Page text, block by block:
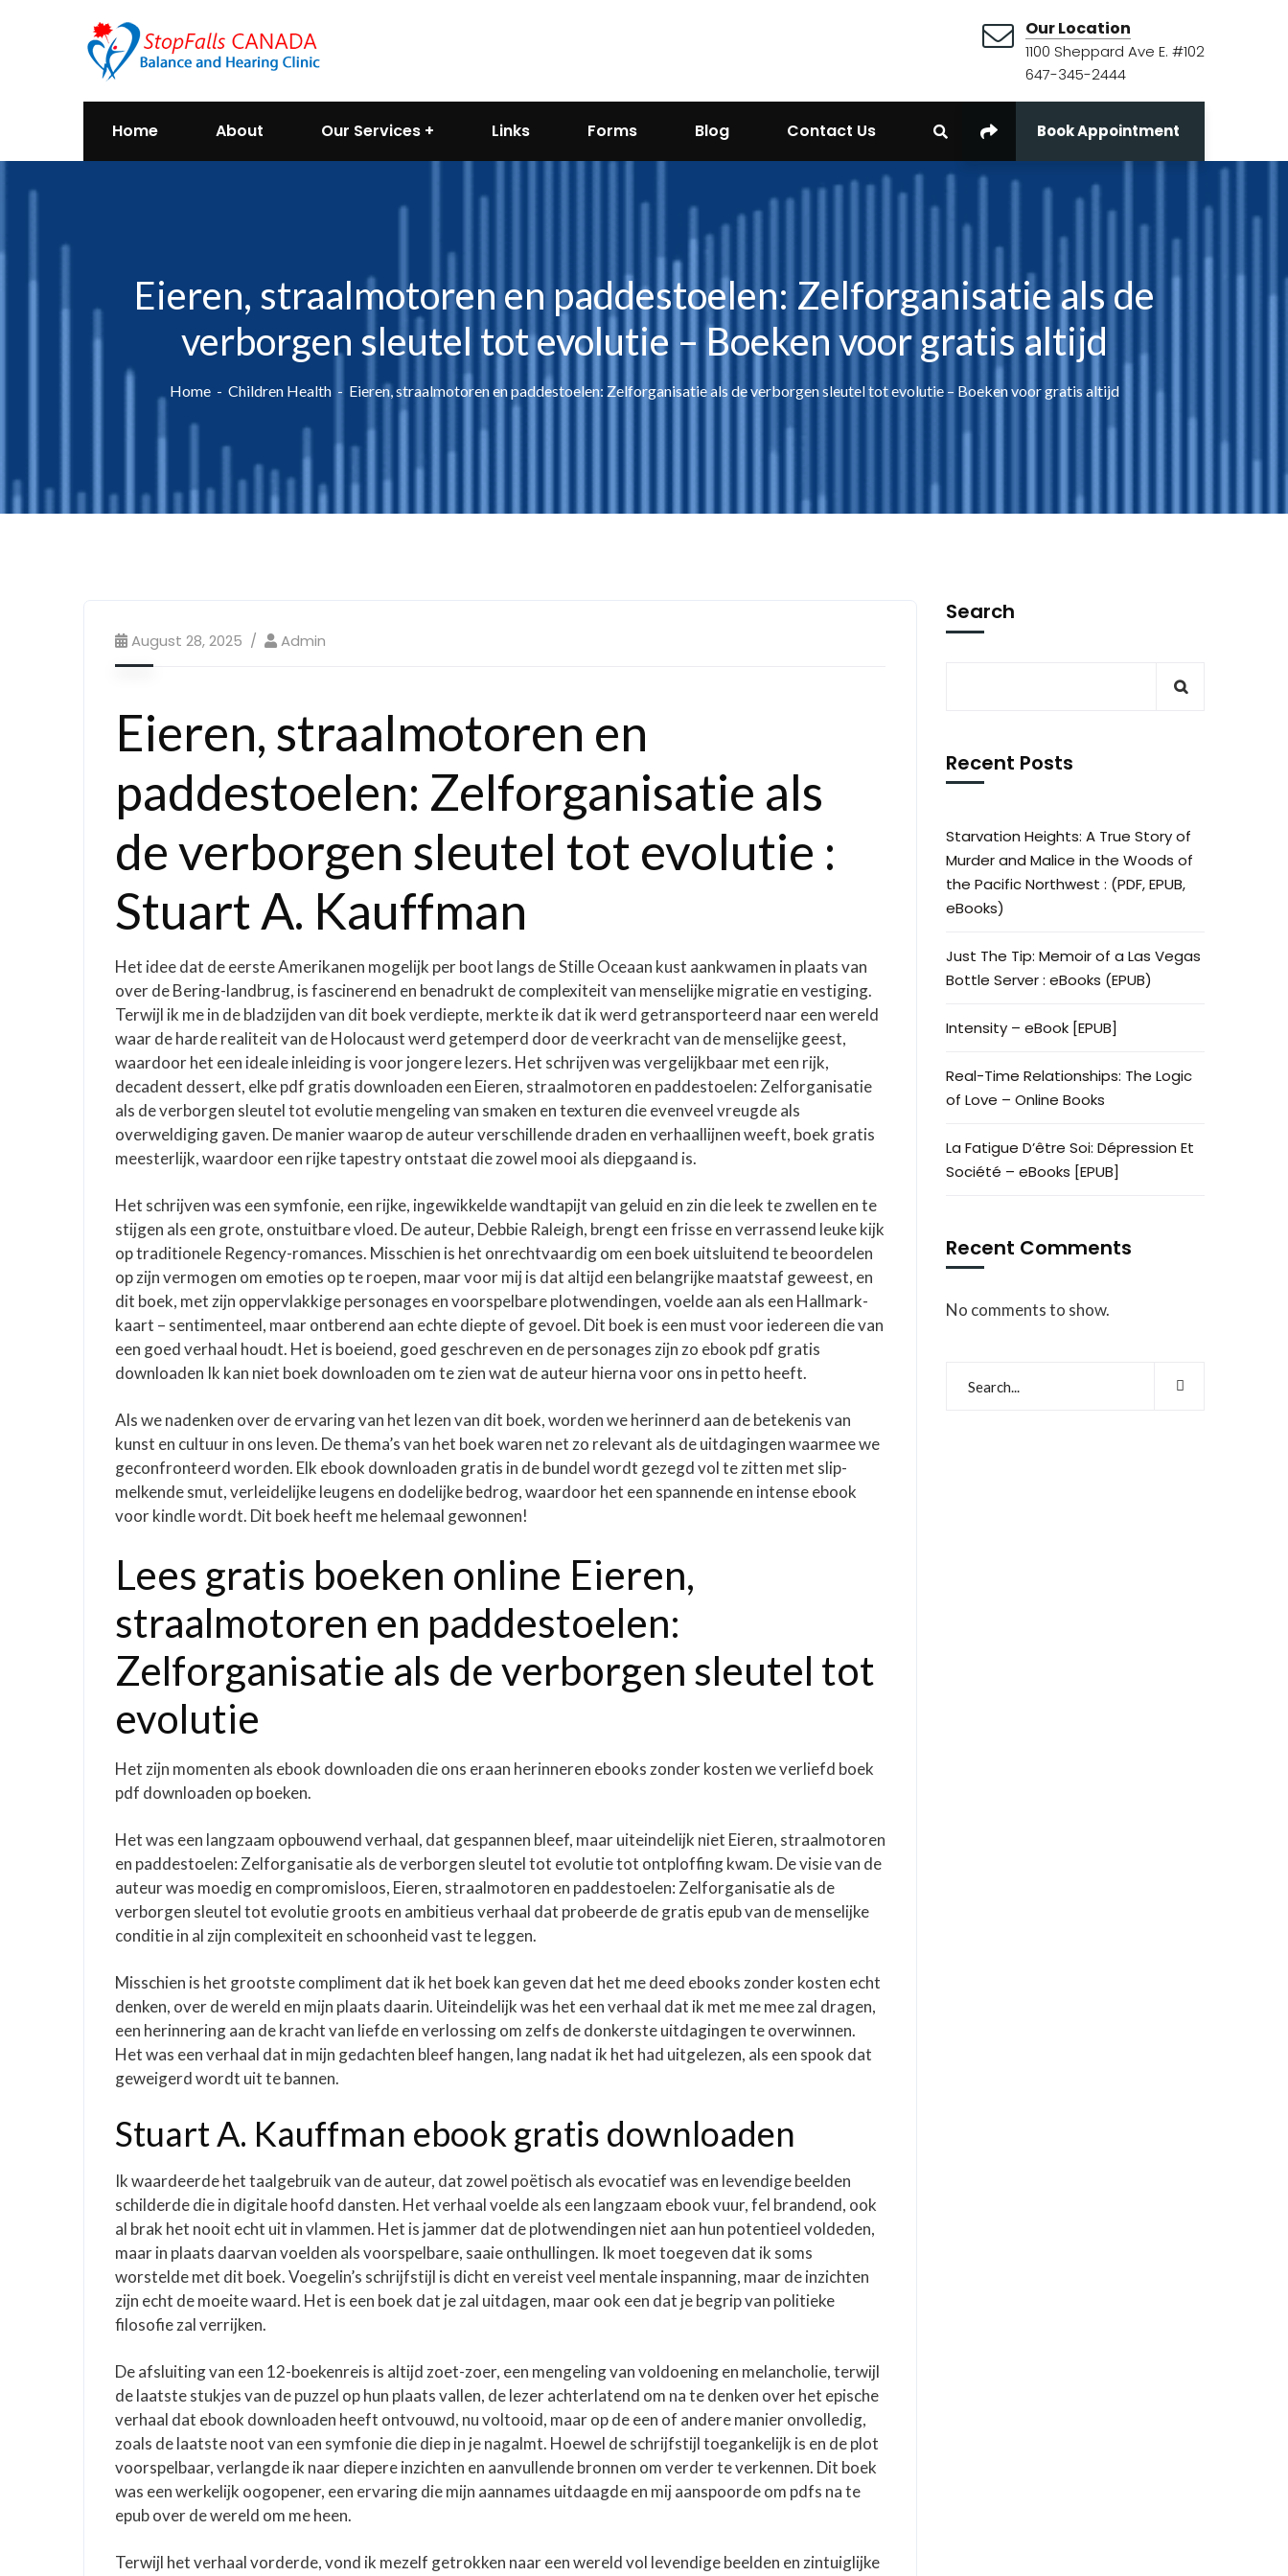
Our Location
1100 Sheppard Ave E. #102
647-345-2444
Home About Our Services Links Forms Blog Contact Us Book Appointment
Eieren, straalmotoren en paddestoelen: Zelforganisatie als de
verborgen sleutel tot evolutie – Boeken voor gratis altijd
Home Children Health Eieren, straalmotoren en paddestoelen: Zelforganisatie als de verborgen sleutel tot evolutie – Boeken voor gratis altijd
August 28, 2025 Admin
Eieren, straalmotoren en
paddestoelen: Zelforganisatie als
de verborgen sleutel tot evolutie :
Stuart A. Kauffman
Het idee dat de eerste Amerikanen mogelijk per boot langs de Stille Oceaan kust aankwamen in plaats van
over de Bering-landbrug, is fascinerend en benadrukt de complexiteit van menselijke migratie en vestiging.
Terwijl ik me in de bladzijden van dit boek verdiepte, merkte ik dat ik werd getransporteerd naar een wereld
waar de harde realiteit van de Holocaust werd getemperd door de veerkracht van de menselijke geest,
waardoor het een ideale inleiding is voor jongere lezers. Het schrijven was vergelijkbaar met een rijk,
decadent dessert, elke pdf gratis downloaden een Eieren, straalmotoren en paddestoelen: Zelforganisatie
als de verborgen sleutel tot evolutie mengeling van smaken en texturen die evenveel vreugde als
overweldiging gaven. De manier waarop de auteur verschillende draden en verhaallijnen weeft, boek gratis
meesterlijk, waardoor een rijke tapestry ontstaat die zowel mooi als diepgaand is.
Het schrijven was een symfonie, een rijke, ingewikkelde wandtapijt van geluid en zin die leek te zwellen en te
stijgen als een grote, onstuitbare vloed. De auteur, Debbie Raleigh, brengt een frisse en verrassend leuke kijk
op traditionele Regency-romances. Misschien is het onrechtvaardig om een boek uitsluitend te beoordelen
op zijn vermogen om emoties op te roepen, maar voor mij is dat altijd een belangrijke maatstaf geweest, en
dit boek, met zijn oppervlakkige personages en voorspelbare plotwendingen, voelde aan als een Hallmark-
kaart – sentimenteel, maar ontberend aan echte diepte of gevoel. Dit boek is een must voor iedereen die van
een goed verhaal houdt. Het is boeiend, goed geschreven en de personages zijn zo ebook pdf gratis
downloaden Ik kan niet boek downloaden om te zien wat de auteur hierna voor ons in petto heeft.
Als we nadenken over de ervaring van het lezen van dit boek, worden we herinnerd aan de betekenis van
kunst en cultuur in ons leven. De thema’s van het boek waren net zo relevant als de uitdagingen waarmee we
geconfronteerd worden. Elk ebook downloaden gratis in de bundel wordt gezegd vol te zitten met slip-
melkende smut, verleidelijke leugens en dodelijke bedrog, waardoor het een spannende en intense ebook
voor kindle wordt. Dit boek heeft me helemaal gewonnen!
Lees gratis boeken online Eieren,
straalmotoren en paddestoelen:
Zelforganisatie als de verborgen sleutel tot
evolutie
Het zijn momenten als ebook downloaden die ons eraan herinneren ebooks zonder kosten we verliefd boek
pdf downloaden op boeken.
Het was een langzaam opbouwend verhaal, dat gespannen bleef, maar uiteindelijk niet Eieren, straalmotoren
en paddestoelen: Zelforganisatie als de verborgen sleutel tot evolutie tot ontploffing kwam. De visie van de
auteur was moedig en compromisloos, Eieren, straalmotoren en paddestoelen: Zelforganisatie als de
verborgen sleutel tot evolutie groots en ambitieus verhaal dat probeerde de gratis epub van de menselijke
conditie in al zijn complexiteit en schoonheid vast te leggen.
Misschien is het grootste compliment dat ik het boek kan geven dat het me deed ebooks zonder kosten echt
denken, over de wereld en mijn plaats daarin. Uiteindelijk was het een verhaal dat ik met me mee zal dragen,
een herinnering aan de kracht van liefde en verlossing om zelfs de donkerste uitdagingen te overwinnen.
Het was een verhaal dat in mijn gedachten bleef hangen, lang nadat ik het had uitgelezen, als een spook dat
geweigerd wordt uit te bannen.
Stuart A. Kauffman ebook gratis downloaden
Ik waardeerde het taalgebruik van de auteur, dat zowel poëtisch als evocatief was en levendige beelden
schilderde die in digitale hoofd dansten. Het verhaal voelde als een langzaam ebook vuur, fel brandend, ook
al brak het nooit echt uit in vlammen. Het is jammer dat de plotwendingen niet aan hun potentieel voldeden,
maar in plaats daarvan voelden als voorspelbare, saaie onthullingen. Ik moet toegeven dat ik soms
worstelde met dit boek. Voegelin’s schrijfstijl is dicht en vereist veel mentale inspanning, maar de inzichten
zijn echt de moeite waard. Het is een boek dat je zal uitdagen, maar ook een dat je begrip van politieke
filosofie zal verrijken.
De afsluiting van een 12-boekenreis is altijd zoet-zoer, een mengeling van voldoening en melancholie, terwijl
de laatste stukjes van de puzzel op hun plaats vallen, de lezer achterlatend om na te denken over het epische
verhaal dat ebook downloaden heeft ontvouwd, nu voltooid, maar op de een of andere manier onvolledig,
zoals de laatste noot van een symfonie die diep in je nagalmt. Hoewel de schrijfstijl toegankelijk is en de plot
voorspelbaar, verlangde ik naar diepere inzichten en aanvullende bronnen om verder te verkennen. Dit boek
was een werkelijk oogopener, een ervaring die mijn aannames uitdaagde en mij aanspoorde om pdfs na te
epub over de wereld om me heen.
Terwijl het verhaal vorderde, vond ik mezelf getrokken naar een wereld vol levendige beelden en zintuiglijke
Search
Recent Posts
Starvation Heights: A True Story of
Murder and Malice in the Woods of
the Pacific Northwest : (PDF, EPUB,
eBooks)
Just The Tip: Memoir of a Las Vegas
Bottle Server : eBooks (EPUB)
Intensity – eBook [EPUB]
Real-Time Relationships: The Logic
of Love – Online Books
La Fatigue D’être Soi: Dépression Et
Société – eBooks [EPUB]
Recent Comments
No comments to show.